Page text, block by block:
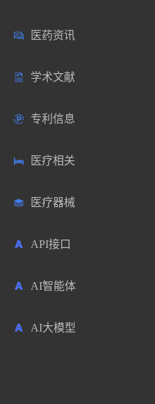
邮箱登录
药典网站
药品说明书
药物临床
生物数据库
药品市场信息
合成化工
药物分析
毒性数据库
原辅料包材
中国
美国
欧洲
日本
其他各国
医药资讯
医药新闻
医药论坛
药研咨询
医药科普
学术文献
学术搜索
SciHub文献
文献下载
文献管理
专利信息
各国专利局官方查询
医药专利
商业专利数据库
免费专利库
医疗相关
医疗器械
API接口
AI智能体
AI大模型